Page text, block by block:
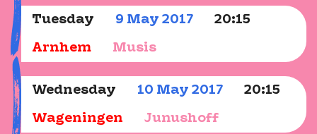
Tuesday 9 May 2017 20:15
Arnhem Musis
Wednesday 10 May 2017 20:15
Wageningen Junushoff